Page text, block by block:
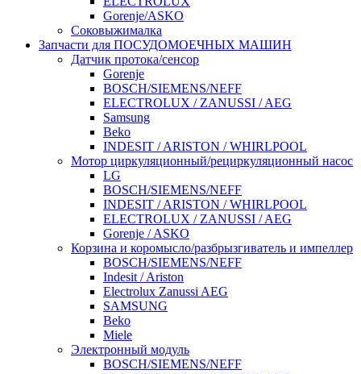
Gorenje/ASKO
Соковыжималка
Запчасти для ПОСУДОМОЕЧНЫХ МАШИН
Датчик протока/сенсор
Gorenje
BOSCH/SIEMENS/NEFF
ELECTROLUX / ZANUSSI / AEG
Samsung
Beko
INDESIT / ARISTON / WHIRLPOOL
Мотор циркуляционный/рециркуляционный насос
LG
BOSCH/SIEMENS/NEFF
INDESIT / ARISTON / WHIRLPOOL
ELECTROLUX / ZANUSSI / AEG
Gorenje / ASKO
Корзина и коромысло/разбрызгиватель и импеллер
BOSCH/SIEMENS/NEFF
Indesit / Ariston
Electrolux Zanussi AEG
SAMSUNG
Beko
Miele
Электронный модуль
BOSCH/SIEMENS/NEFF